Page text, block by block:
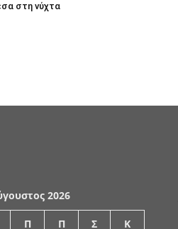
στη νύχτα
2026
Π Π Σ Κ